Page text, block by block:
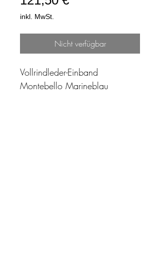
inkl. MwSt.
Nicht verfügbar
Vollrindleder-Einband
Montebello Marineblau